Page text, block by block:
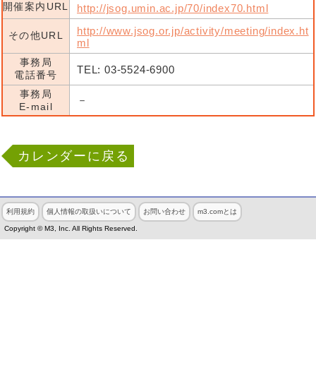
開催案内URL
http://jsog.umin.ac.jp/70/index70.html
その他URL
http://www.jsog.or.jp/activity/meeting/index.ht
ml
事務局
電話番号
TEL: 03-5524-6900
事務局
E-mail
－
カレンダーに戻る
利用規約 個人情報の取扱いについて お問い合わせ m3.comとは
Copyright © M3, Inc. All Rights Reserved.